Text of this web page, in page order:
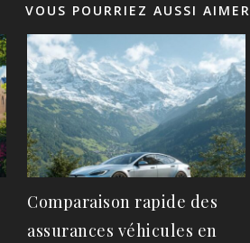
VOUS POURRIEZ AUSSI AIMER
Comparaison rapide des
assurances véhicules en